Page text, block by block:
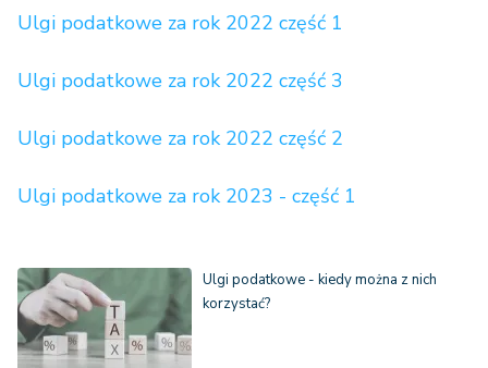
Ulgi podatkowe za rok 2022 część 1
Ulgi podatkowe za rok 2022 część 3
Ulgi podatkowe za rok 2022 część 2
Ulgi podatkowe za rok 2023 - część 1
Ulgi podatkowe - kiedy można z nich
korzystać?